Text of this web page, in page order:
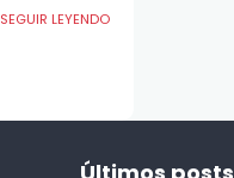
SEGUIR LEYENDO